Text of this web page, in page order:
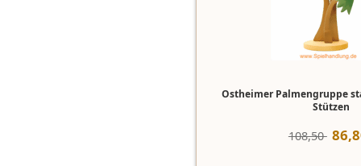
Ostheimer Palmengruppe
Stützen
108,50  86,